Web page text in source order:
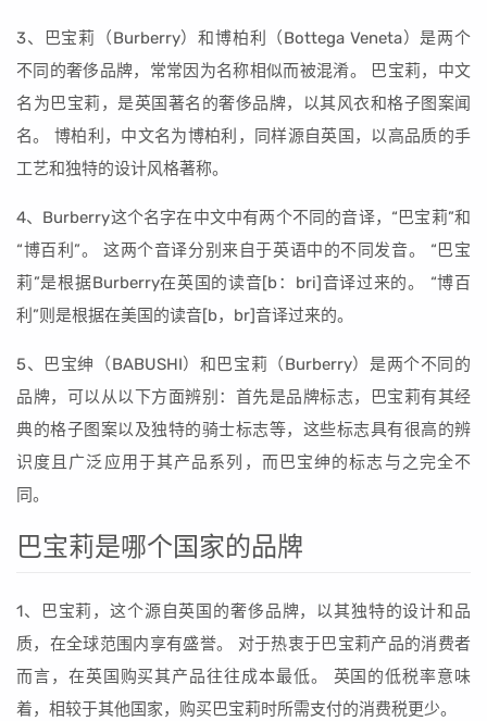
3、巴宝莉（Burberry）和博柏利（Bottega Veneta）是两个
不同的奢侈品牌，常常因为名称相似而被混淆。 巴宝莉，中文
名为巴宝莉，是英国著名的奢侈品牌，以其风衣和格子图案闻
名。 博柏利，中文名为博柏利，同样源自英国，以高品质的手
工艺和独特的设计风格著称。
4、Burberry这个名字在中文中有两个不同的音译，“巴宝莉”和
“博百利”。 这两个音译分别来自于英语中的不同发音。 “巴宝
莉”是根据Burberry在英国的读音[b：bri]音译过来的。 “博百
利”则是根据在美国的读音[b，br]音译过来的。
5、巴宝绅（BABUSHI）和巴宝莉（Burberry）是两个不同的
品牌，可以从以下方面辨别：首先是品牌标志，巴宝莉有其经
典的格子图案以及独特的骑士标志等，这些标志具有很高的辨
识度且广泛应用于其产品系列，而巴宝绅的标志与之完全不
同。
巴宝莉是哪个国家的品牌
1、巴宝莉，这个源自英国的奢侈品牌，以其独特的设计和品
质，在全球范围内享有盛誉。 对于热衷于巴宝莉产品的消费者
而言，在英国购买其产品往往成本最低。 英国的低税率意味
着，相较于其他国家，购买巴宝莉时所需支付的消费税更少。